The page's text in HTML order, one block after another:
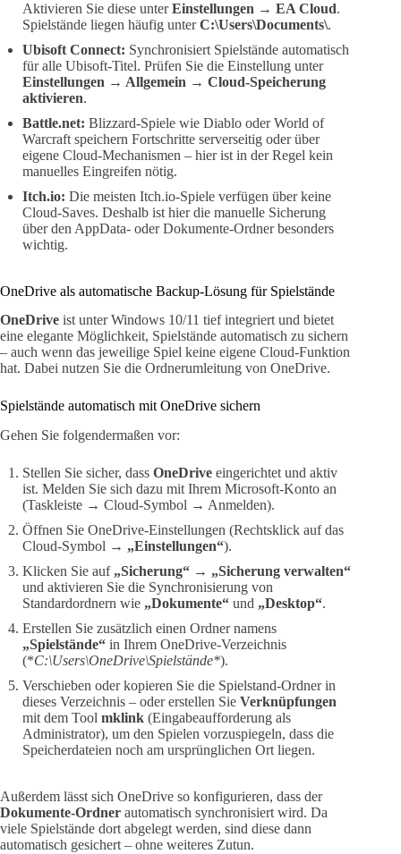
Aktivieren Sie diese unterEinstellungen → EA Cloud.
Spielstände liegen häufig unterC:\Users\Documents\.
Ubisoft Connect: Synchronisiert Spielstände automatisch
für alle Ubisoft-Titel. Prüfen Sie die Einstellung unter
Einstellungen → Allgemein → Cloud-Speicherung
aktivieren.
Battle.net: Blizzard-Spiele wie Diablo oder World of
Warcraft speichern Fortschritte serverseitig oder über
eigene Cloud-Mechanismen – hier ist in der Regel kein
manuelles Eingreifen nötig.
Itch.io: Die meisten Itch.io-Spiele verfügen über keine
Cloud-Saves. Deshalb ist hier die manuelle Sicherung
über den AppData- oder Dokumente-Ordner besonders
wichtig.
OneDrive als automatische Backup-Lösung für Spielstände
OneDrive ist unter Windows 10/11 tief integriert und bietet
eine elegante Möglichkeit, Spielstände automatisch zu sichern
– auch wenn das jeweilige Spiel keine eigene Cloud-Funktion
hat. Dabei nutzen Sie die Ordnerumleitung von OneDrive.
Spielstände automatisch mit OneDrive sichern
Gehen Sie folgendermaßen vor:
Stellen Sie sicher, dass OneDrive eingerichtet und aktiv
ist. Melden Sie sich dazu mit Ihrem Microsoft-Konto an
(Taskleiste → Cloud-Symbol → Anmelden).
Öffnen Sie OneDrive-Einstellungen (Rechtsklick auf das
Cloud-Symbol → „Einstellungen“).
Klicken Sie auf „Sicherung“ → „Sicherung verwalten“
und aktivieren Sie die Synchronisierung von
Standardordnern wie „Dokumente“ und „Desktop“.
Erstellen Sie zusätzlich einen Ordner namens
„Spielstände“ in Ihrem OneDrive-Verzeichnis
(*C:\Users\OneDrive\Spielstände*).
Verschieben oder kopieren Sie die Spielstand-Ordner in
dieses Verzeichnis – oder erstellen Sie Verknüpfungen
mit dem Tool mklink (Eingabeaufforderung als
Administrator), um den Spielen vorzuspiegeln, dass die
Speicherdateien noch am ursprünglichen Ort liegen.
Außerdem lässt sich OneDrive so konfigurieren, dass der
Dokumente-Ordner automatisch synchronisiert wird. Da
viele Spielstände dort abgelegt werden, sind diese dann
automatisch gesichert – ohne weiteres Zutun.